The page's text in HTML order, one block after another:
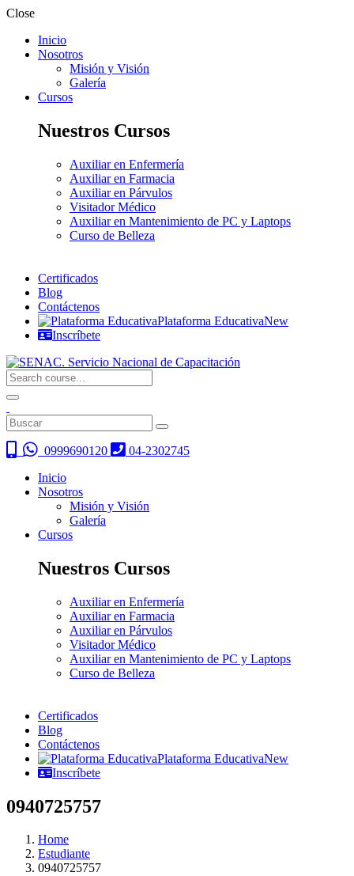
Close
Inicio
Nosotros
Misión y Visión
Galería
Cursos
Nuestros Cursos
Auxiliar en Enfermería
Auxiliar en Farmacia
Auxiliar en Párvulos
Visitador Médico
Auxiliar en Mantenimiento de PC y Laptops
Curso de Belleza
Certificados
Blog
Contáctenos
Plataforma EducativaNew
Inscríbete
0999690120
04-2302745
Inicio
Nosotros
Misión y Visión
Galería
Cursos
Nuestros Cursos
Auxiliar en Enfermería
Auxiliar en Farmacia
Auxiliar en Párvulos
Visitador Médico
Auxiliar en Mantenimiento de PC y Laptops
Curso de Belleza
Certificados
Blog
Contáctenos
Plataforma EducativaNew
Inscríbete
0940725757
Home
Estudiante
0940725757